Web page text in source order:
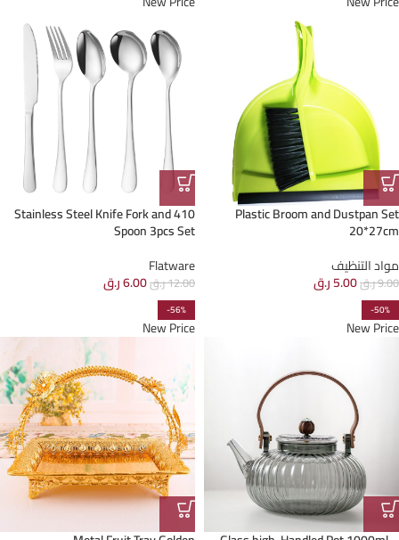
Plastic Broom and Dustpan Set
20*27cm
مواد التنظيف
9.00ر.ق5.00ر.ق
410 Stainless Steel Knife Fork and
Spoon 3pcs Set
Flatware
12.00ر.ق6.00ر.ق
-50%
New Price
-56%
New Price